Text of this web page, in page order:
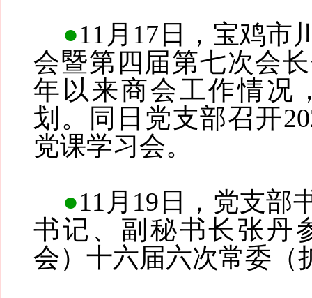
●11月17日，宝鸡市
会暨第四届第七次会
年以来商会工作情况
划。同日党支部召开
党课学习会。
●11月19日，党支部
书记、副秘书长张丹
会）十六届六次常委（